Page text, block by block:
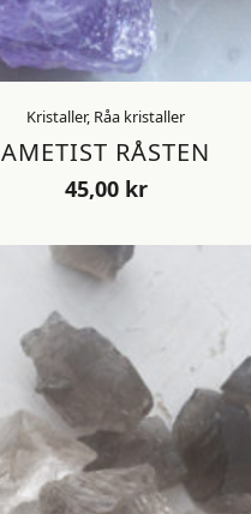
Kristaller, Råa kristaller
AMETIST RÅSTEN
45,00 kr